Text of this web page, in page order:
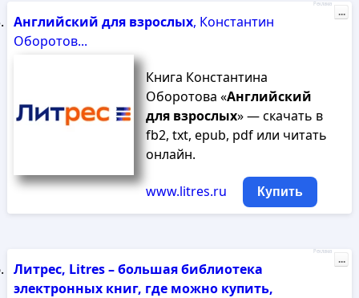
Английский для взрослых, Константин
Оборотов...
Книга Константина
Оборотова «Английский
для взрослых» — скачать в
fb2, txt, epub, pdf или читать
онлайн.
www.litres.ru Купить
Реклама
...
Литрес, Litres – большая библиотека
электронных книг, где можно купить,
Реклама
...